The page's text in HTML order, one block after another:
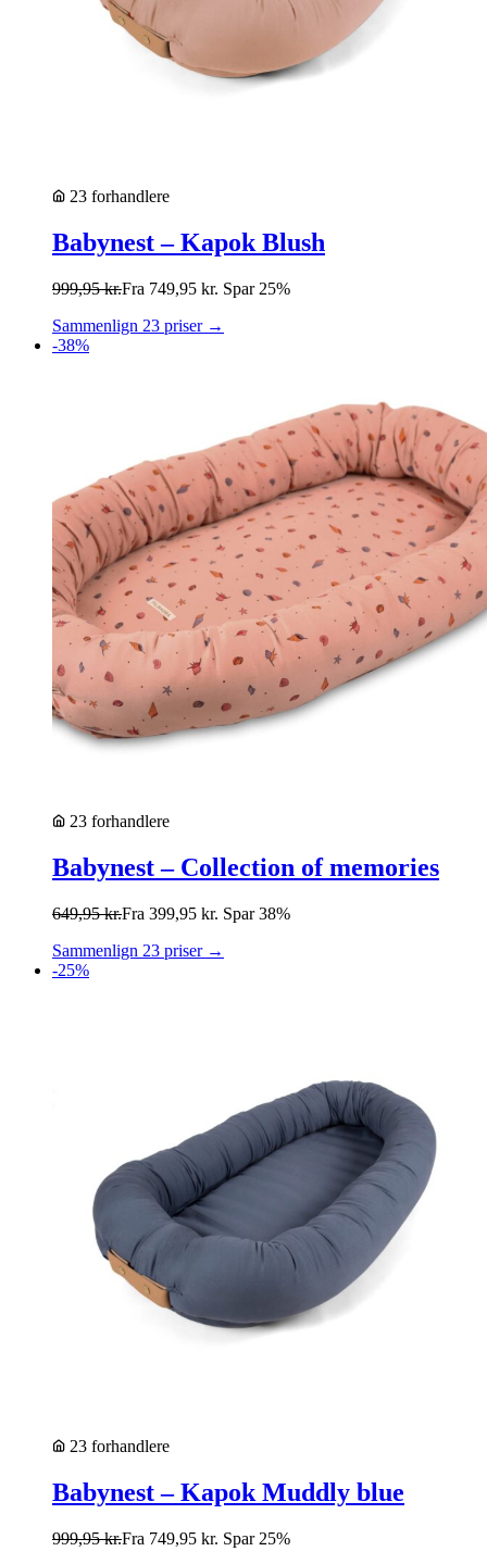
23 forhandlere
Babynest – Kapok Blush
999,95kr.Fra 749,95 kr. Spar 25%
Sammenlign 23 priser →
-38%
23 forhandlere
Babynest – Collection of memories
649,95kr.Fra 399,95 kr. Spar 38%
Sammenlign 23 priser →
-25%
23 forhandlere
Babynest – Kapok Muddly blue
999,95kr.Fra 749,95 kr. Spar 25%